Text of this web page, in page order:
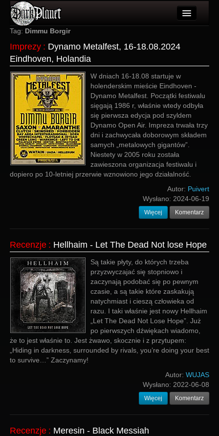
Artykuły
Użytkownicy
Wydarzenia
Galeria
Forum
Więcej
Login
Tag: Dimmu Borgir
Imprezy : Dynamo Metalfest, 16-18.08.2024
Eindhoven, Holandia
W dniach 16-18.08 startuje w
holenderskim mieście Eindhoven -
Dynamo Metalfest. Początki festiwalu
sięgają 1986 r, właśnie wtedy odbyła
się pierwsza edycja pod szyldem
Dynamo Open Air. Impreza trwała trzy
dni i zachwycała doborowym składem
samych „metalowych gigantów”.
Niestety w 2005 roku została
zawieszona organizacja festiwalu i
dopiero po 10-letniej przerwie wznowiono jego działalność.
Autor: Puivert
Wysłano: 2024-06-19
Więcej Komentarz
Recenzje : Hellhaim - Let The Dead Not lose Hope
Są takie płyty, do których trzeba
przyzwyczajać się stopniowo i
zaczynają podobać się po pewnym
czasie, a są takie które zaskakują
natychmiast i cieszą człowieka od
razu. I taki właśnie jest nowy Hellhaim
„Let The Dead Not Lose Hope”. Już
po pierwszych dźwiękach wiadomo,
że to jest właśnie to. Jest żwawo, skocznie i z przytupem:
„Hiding in darkness, surrounded by rivals, you’re doing your best
to survive…” Zaczynamy!
Autor: WUJAS
Wysłano: 2022-06-08
Więcej Komentarz
Recenzje : Meresin - Black Messiah